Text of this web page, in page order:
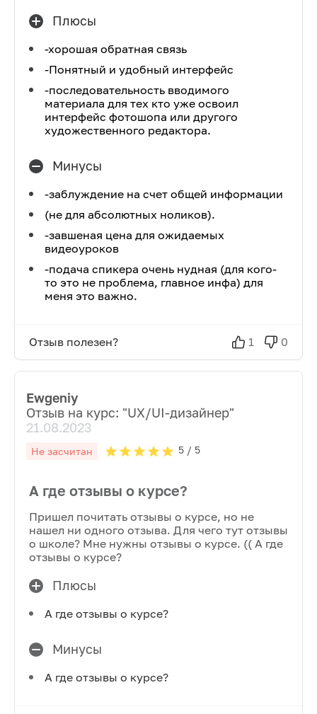
Плюсы
-хорошая обратная связь
-Понятный и удобный интерфейс
-последовательность вводимого
материала для тех кто уже освоил
интерфейс фотошопа или другого
художественного редактора.
Минусы
-заблуждение на счет общей информации
(не для абсолютных ноликов).
-завшеная цена для ожидаемых
видеоуроков
-подача спикера очень нудная (для кого-
то это не проблема, главное инфа) для
меня это важно.
Отзыв полезен? 1 0
Ewgeniy
Отзыв на курс: "UX/UI-дизайнер"
21.08.2023
Не засчитан 5/ 5
А где отзывы о курсе?
Пришел почитать отзывы о курсе, но не
нашел ни одного отзыва. Для чего тут отзывы
о школе? Мне нужны отзывы о курсе. (( А где
отзывы о курсе?
Плюсы
А где отзывы о курсе?
Минусы
А где отзывы о курсе?